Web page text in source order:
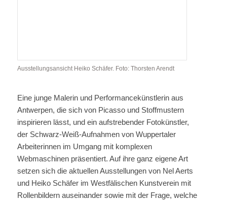
Ausstellungsansicht Heiko Schäfer. Foto: Thorsten Arendt
Eine junge Malerin und Performancekünstlerin aus
Antwerpen, die sich von Picasso und Stoffmustern
inspirieren lässt, und ein aufstrebender Fotokünstler,
der Schwarz-Weiß-Aufnahmen von Wuppertaler
Arbeiterinnen im Umgang mit komplexen
Webmaschinen präsentiert. Auf ihre ganz eigene Art
setzen sich die aktuellen Ausstellungen von Nel Aerts
und Heiko Schäfer im Westfälischen Kunstverein mit
Rollenbildern auseinander sowie mit der Frage, welche